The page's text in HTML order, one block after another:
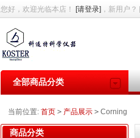
您好，欢迎光临本店！ [请登录] ，新用户？
全部商品分类
当前位置: 首页 > 产品展示 > Corning
商品分类